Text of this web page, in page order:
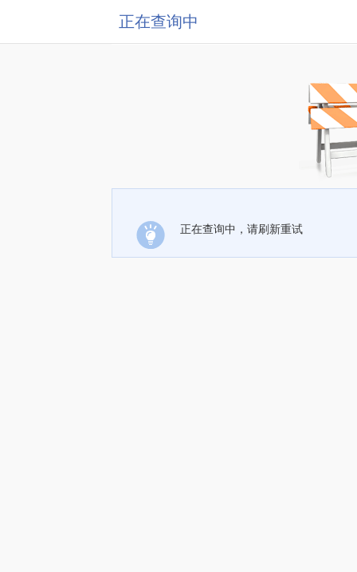
正在查询中
正在查询中，请刷新重试